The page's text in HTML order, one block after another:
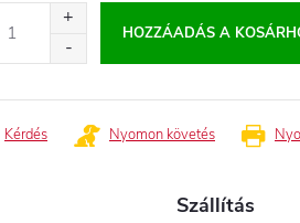
HOZZÁADÁS A
Kérdés Nyomon követés
Szállítás